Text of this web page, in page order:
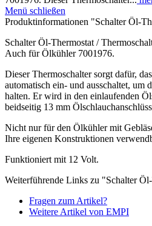
Menü schließen
Produktinformationen "Schalter Öl-
Schalter Öl-Thermostat /
Auch für Ölkühler 7001976.
Dieser Thermoschalter sorgt dafür,
automatisch ein- und ausschaltet, um
halten. Er wird in den einlaufenden
beidseitig 13 mm
Nicht nur für den Ölkühler mit
Ihre eigenen Konstruktionen
Funktioniert mit 12 Volt.
Weiterführende Links zu "Schalter
Fragen zum Artikel?
Weitere Artikel von EMPI